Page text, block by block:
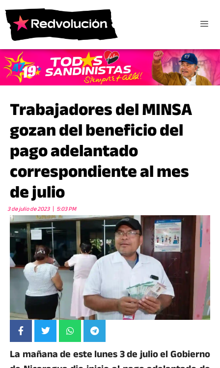
Trabajadores del MINSA
gozan del beneficio del
pago adelantado
correspondiente al mes
de julio
3 de julio de 2023 5:03 PM
La mañana de este lunes 3 de julio el Gobierno